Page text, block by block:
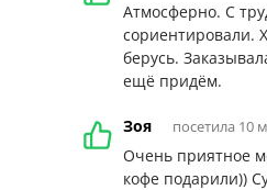
Атмосферно. С
сориентировали.
берусь.
ещё придём.
Зоя посетила 10
Очень приятное
кофе подарили))